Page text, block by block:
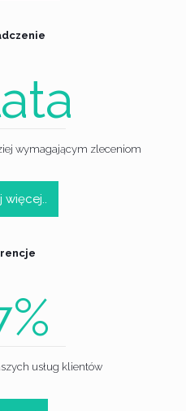
wymagającym zleceniom
więcej..
%
usług klientów